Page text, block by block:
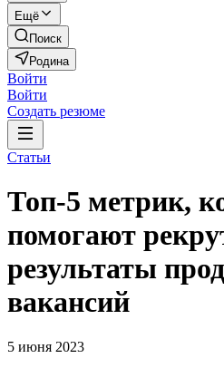
Ещё
Поиск
Родина
Войти
Войти
Создать резюме
Статьи
Топ-5 метрик,
помогают
результаты
вакансий
5 июня 2023